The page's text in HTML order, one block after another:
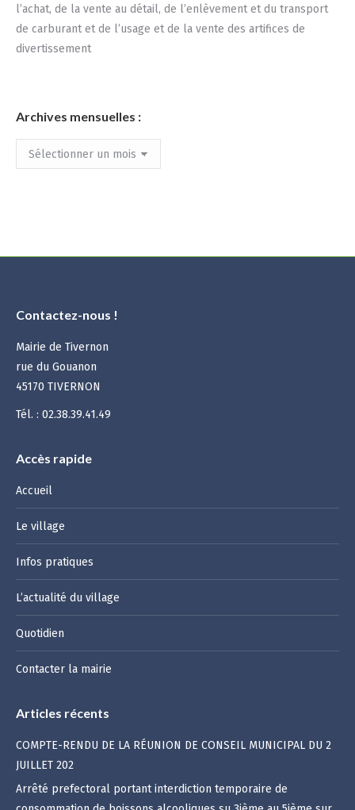
l’achat, de la vente au détail, de l’enlèvement et du transport
de carburant et de l’usage et de la vente des artifices de
divertissement
Archives mensuelles :
Archives
mensuelles
Contactez-nous !
Mairie de Tivernon
rue du Gouanon
45170 TIVERNON
Tél. : 02.38.39.41.49
Accès rapide
Accueil
Le village
Infos pratiques
L’actualité du village
Quotidien
Contacter la mairie
Articles récents
COMPTE-RENDU DE LA RÉUNION DE CONSEIL MUNICIPAL DU 2
JUILLET 202
Arrêté prefectoral portant interdiction temporaire de